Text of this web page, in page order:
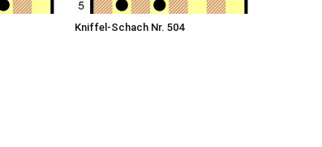
Kniffel-Schach Nr. 504